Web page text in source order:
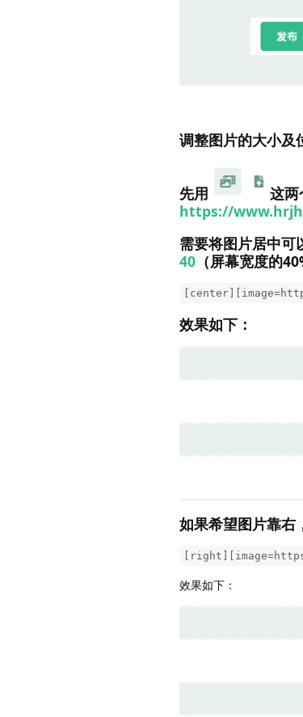
调整图片的大小及
先用
这两
https://
需要将图片居中可
40 （屏幕宽度的
效果如下：
如果希望图片靠右
效果如下：